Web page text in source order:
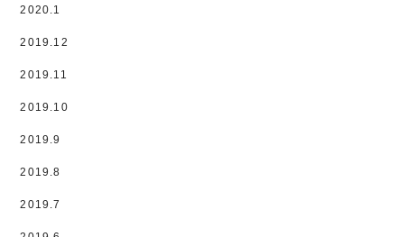
2020.1
2019.12
2019.11
2019.10
2019.9
2019.8
2019.7